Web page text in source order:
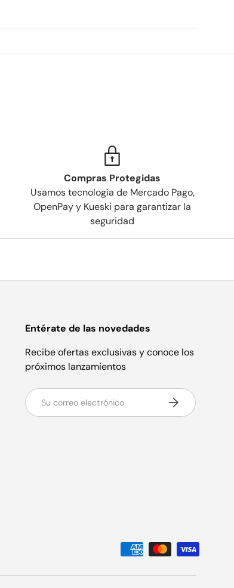
Compras Protegidas
Usamos tecnología de Mercado Pago,
OpenPay y Kueski para garantizar la
seguridad
Entérate de las novedades
Recibe ofertas exclusivas y conoce los
próximos lanzamientos
Correo electrónico Suscribirse